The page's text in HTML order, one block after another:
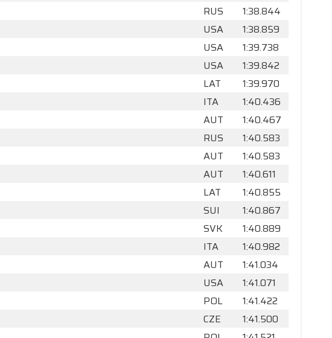
RUS
1:38.844
USA
1:38.859
USA
1:39.738
USA
1:39.842
LAT
1:39.970
ITA
1:40.436
AUT
1:40.467
RUS
1:40.583
AUT
1:40.583
AUT
1:40.611
LAT
1:40.855
SUI
1:40.867
SVK
1:40.889
ITA
1:40.982
AUT
1:41.034
USA
1:41.071
POL
1:41.422
CZE
1:41.500